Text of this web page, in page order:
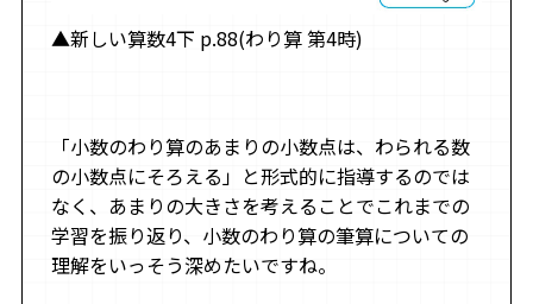
▲新しい算数4下 p.88(わり算 第4時)
「小数のわり算のあまりの小数点は、わられる数
の小数点にそろえる」と形式的に指導するのでは
なく、あまりの大きさを考えることでこれまでの
学習を振り返り、小数のわり算の筆算についての
理解をいっそう深めたいですね。